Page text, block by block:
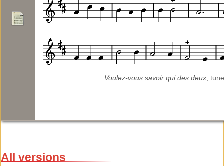
Voulez-vous savoir qui des deux,
All versions